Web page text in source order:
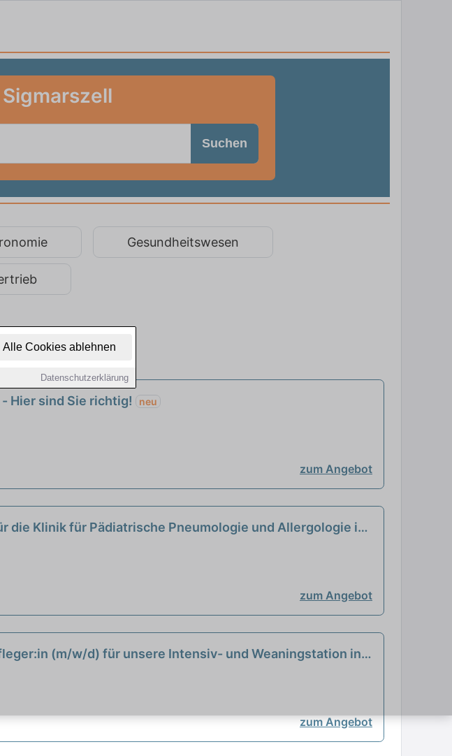
Alle Cookies ablehnen
Datenschutzerklärung
Suchen
Gesundheitswesen
Hier sind Sie richtig! neu
zum Angebot
Klinik für Pädiatrische Pneumologie und Allergologie in
zum Angebot
(m/w/d) für unsere Intensiv- und Weaningstation in
zum Angebot